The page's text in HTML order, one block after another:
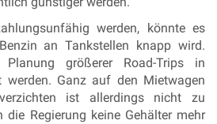
werden, könnte es
an Tankstellen knapp wird.
größerer Road-Trips in
werden. Ganz auf den Mietwagen
ist allerdings nicht zu
die Regierung keine Gehälter mehr